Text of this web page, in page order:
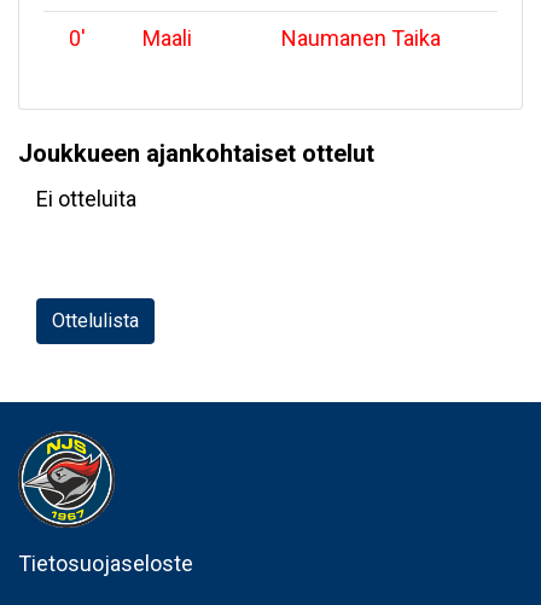
0' Maali Naumanen Taika
Joukkueen ajankohtaiset ottelut
Ei otteluita
Ottelulista
Tietosuojaseloste